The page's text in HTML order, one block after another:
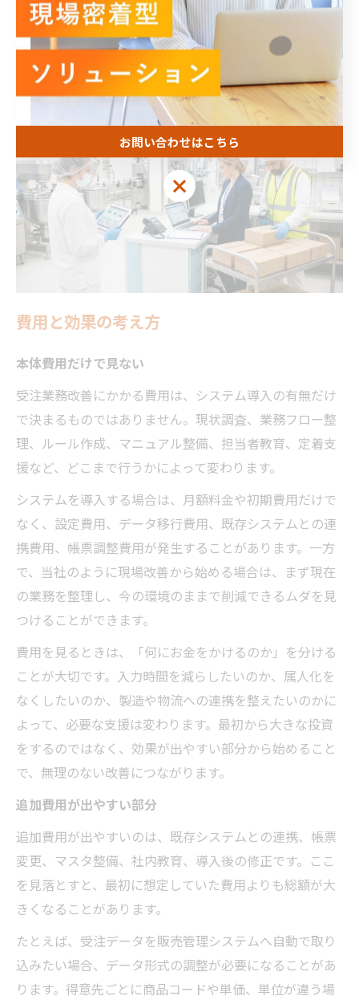
負担を最小限に抑えながら、確実に結果へつなげる進め
方を重視しています。
費用と効果の考え方
本体費用だけで見ない
受注業務改善にかかる費用は、システム導入の有無だけ
で決まるものではありません。現状調査、業務フロー整
理、ルール作成、マニュアル整備、担当者教育、定着支
援など、どこまで行うかによって変わります。
システムを導入する場合は、月額料金や初期費用だけで
なく、設定費用、データ移行費用、既存システムとの連
携費用、帳票調整費用が発生することがあります。一方
で、当社のように現場改善から始める場合は、まず現在
の業務を整理し、今の環境のままで削減できるムダを見
つけることができます。
費用を見るときは、「何にお金をかけるのか」を分ける
ことが大切です。入力時間を減らしたいのか、属人化を
なくしたいのか、製造や物流への連携を整えたいのかに
よって、必要な支援は変わります。最初から大きな投資
をするのではなく、効果が出やすい部分から始めること
で、無理のない改善につながります。
追加費用が出やすい部分
追加費用が出やすいのは、既存システムとの連携、帳票
変更、マスタ整備、社内教育、導入後の修正です。ここ
を見落とすと、最初に想定していた費用よりも総額が大
きくなることがあります。
たとえば、受注データを販売管理システムへ自動で取り
込みたい場合、データ形式の調整が必要になることがあ
ります。得意先ごとに商品コードや単価、単位が違う場
お問い合わせはこちら
お問い合わせはこちら